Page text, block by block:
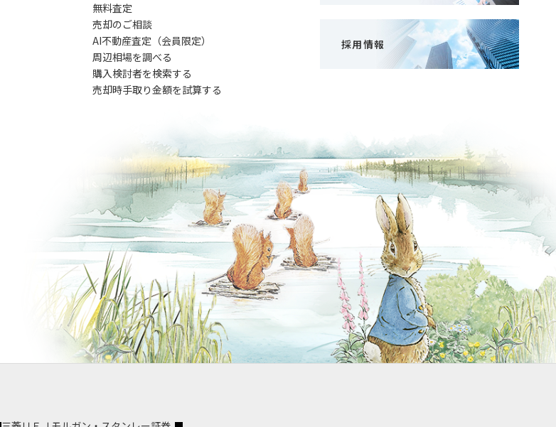
無料査定
売却のご相談
AI不動産査定（会員限定）
周辺相場を調べる
購入検討者を検索する
売却時手取り金額を試算する
採用情報